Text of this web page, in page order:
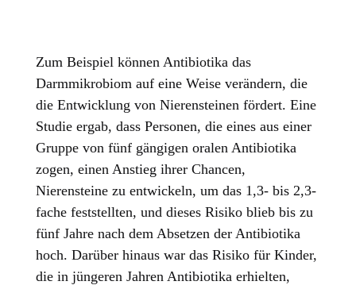
Zum Beispiel können Antibiotika das
Darmmikrobiom auf eine Weise verändern, die
die Entwicklung von Nierensteinen fördert. Eine
Studie ergab, dass Personen, die eines aus einer
Gruppe von fünf gängigen oralen Antibiotika
zogen, einen Anstieg ihrer Chancen,
Nierensteine zu entwickeln, um das 1,3- bis 2,3-
fache feststellten, und dieses Risiko blieb bis zu
fünf Jahre nach dem Absetzen der Antibiotika
hoch. Darüber hinaus war das Risiko für Kinder,
die in jüngeren Jahren Antibiotika erhielten,